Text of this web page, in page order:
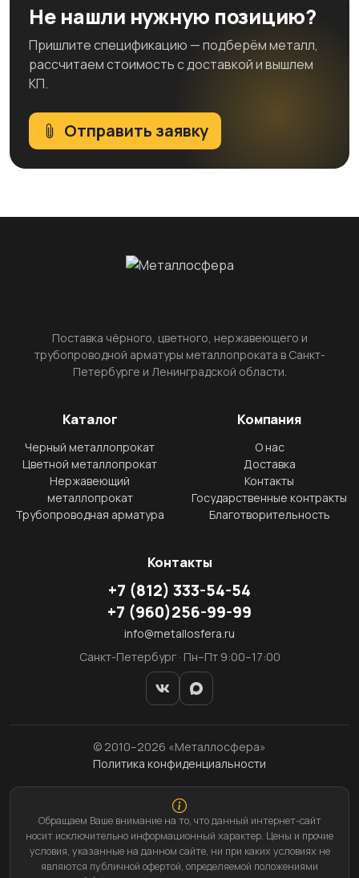
Не нашли нужную позицию?
Пришлите спецификацию — подберём металл,
рассчитаем стоимость с доставкой и вышлем
КП.
Отправить заявку
Поставка чёрного, цветного, нержавеющего и
трубопроводной арматуры металлопроката в Санкт-
Петербурге и Ленинградской области.
Каталог
Черный металлопрокат
Цветной металлопрокат
Нержавеющий
металлопрокат
Трубопроводная арматура
Компания
О нас
Доставка
Контакты
Государственные контракты
Благотворительность
Контакты
+7 (812) 333-54-54
+7 (960)256-99-99
info@metallosfera.ru
Санкт-Петербург · Пн–Пт 9:00–17:00
© 2010–2026 «Металлосфера»
Политика конфиденциальности
Обращаем Ваше внимание на то, что данный интернет-сайт
носит исключительно информационный характер. Цены и прочие
условия, указанные на данном сайте, ни при каких условиях не
являются публичной офертой, определяемой положениями